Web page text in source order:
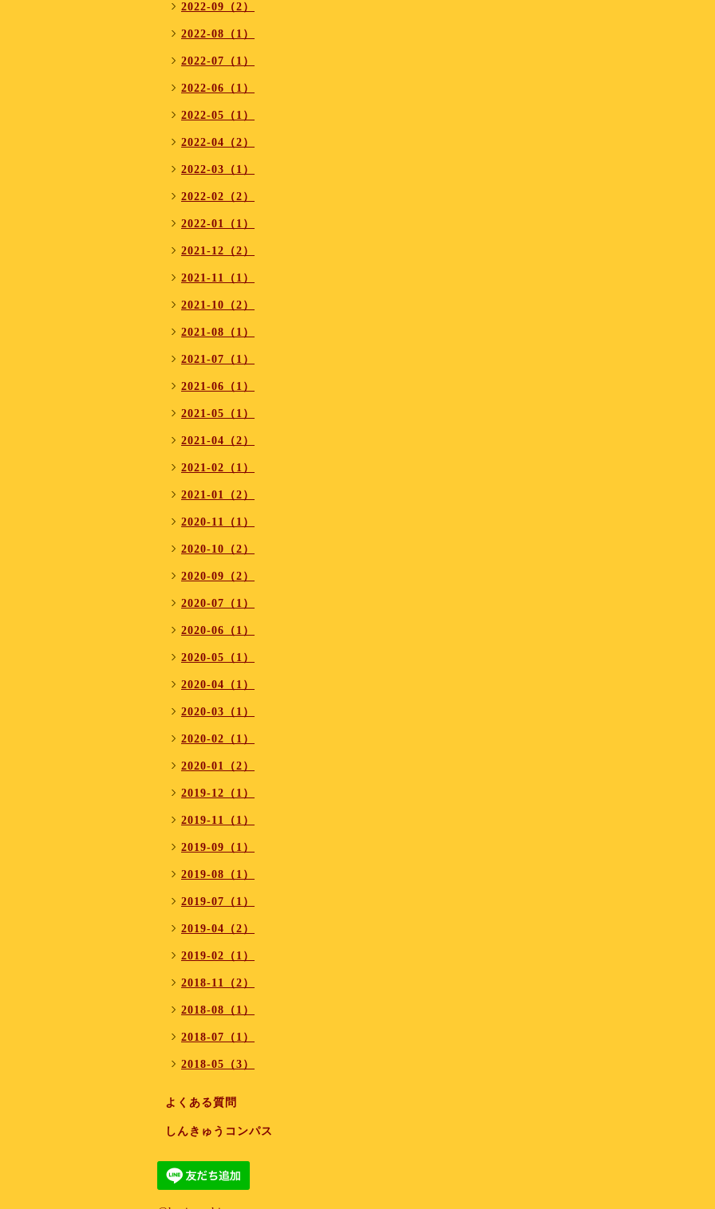
2022-09（2）
2022-08（1）
2022-07（1）
2022-06（1）
2022-05（1）
2022-04（2）
2022-03（1）
2022-02（2）
2022-01（1）
2021-12（2）
2021-11（1）
2021-10（2）
2021-08（1）
2021-07（1）
2021-06（1）
2021-05（1）
2021-04（2）
2021-02（1）
2021-01（2）
2020-11（1）
2020-10（2）
2020-09（2）
2020-07（1）
2020-06（1）
2020-05（1）
2020-04（1）
2020-03（1）
2020-02（1）
2020-01（2）
2019-12（1）
2019-11（1）
2019-09（1）
2019-08（1）
2019-07（1）
2019-04（2）
2019-02（1）
2018-11（2）
2018-08（1）
2018-07（1）
2018-05（3）
よくある質問
しんきゅうコンパス